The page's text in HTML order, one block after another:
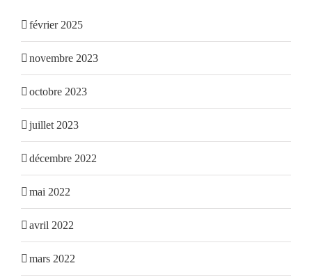
février 2025
novembre 2023
octobre 2023
juillet 2023
décembre 2022
mai 2022
avril 2022
mars 2022